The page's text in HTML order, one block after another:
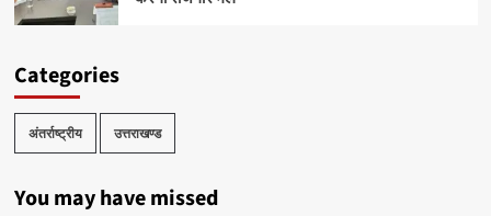
Categories
अंतर्राष्ट्रीय उत्तराखण्ड
You may have missed